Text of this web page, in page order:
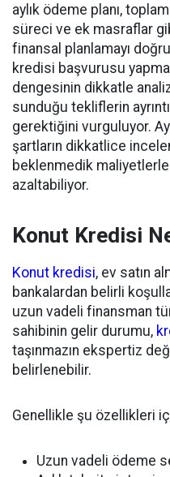
aylık ödeme planı,
süreci ve ek masraflar
finansal planlamayı
kredisi başvurusu
dengesinin dikkatle
sunduğu tekliflerin
gerektiğini vurguluyor.
şartların dikkatlice
beklenmedik
azaltabiliyor.
Konut Kredisi
Konut kredisi, ev satın
bankalardan belirli
uzun vadeli finansman
sahibinin gelir durumu,
taşınmazın ekspertiz
belirlenebilir.
Genellikle şu özellikleri
Uzun vadeli ödeme